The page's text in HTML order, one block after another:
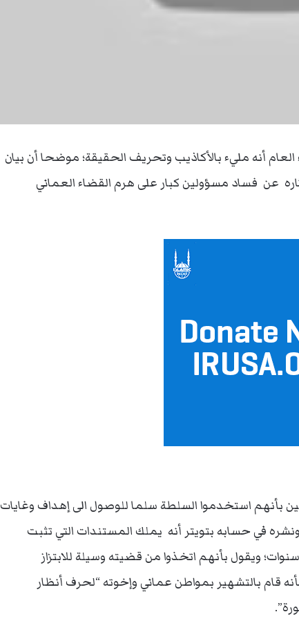
أنه مليء بالأكاذيب وتحريف الحقيقة؛ موضحا أن بيان
عن فساد مسؤولين كبار على هرم القضاء العماني
بأنهم استخدموا السلطة سلما للوصول الى إهداف وغايات
في بيانه الذي جاء في 15 صفحة ونشره في حسابه بتويتر أنه يملك المستندات التي تثبت
مظلوميته والاضطهاد الذي مورس بحقه طيلة ٦ سنوات؛ ويقول بأنهم اتخذوا من قضيته وسيلة للابتزاز
قام بالتشهير بمواطن عماني وإخوته “لحرف أنظار